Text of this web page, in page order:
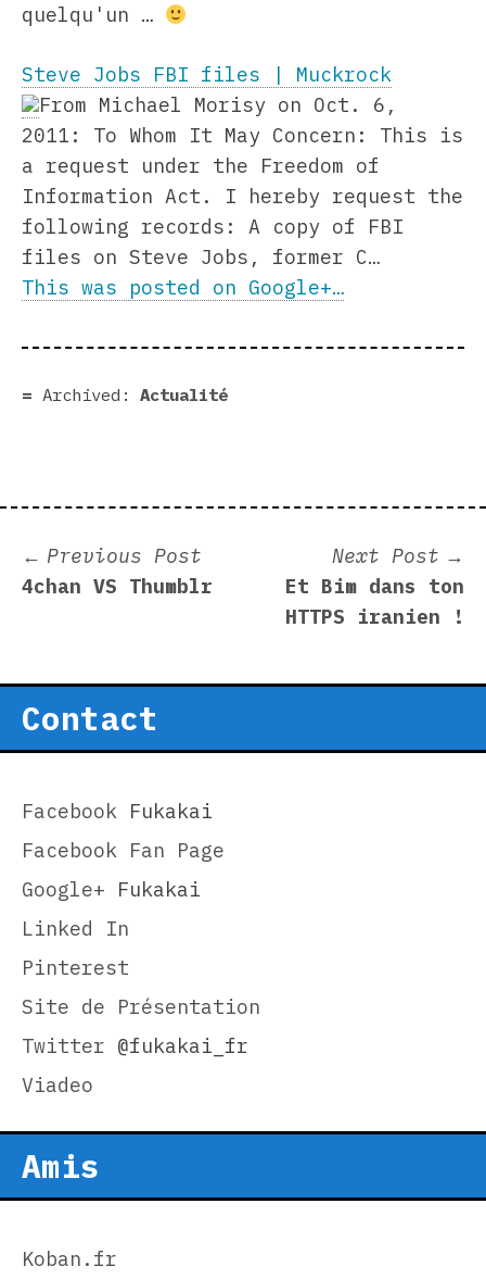
quelqu'un …
Steve Jobs FBI files | Muckrock
From Michael Morisy on Oct. 6,
2011: To Whom It May Concern: This is
a request under the Freedom of
Information Act. I hereby request the
following records: A copy of FBI
files on Steve Jobs, former C…
This was posted on Google+…
Archived: Actualité
Post
navigation
Previous Post
post:
4chan VS Thumblr
Next Post
Et Bim dans ton
HTTPS iranien !
Contact
Facebook Fukakai
Facebook Fan Page
Google+ Fukakai
Linked In
Pinterest
Site de Présentation
Twitter @fukakai_fr
Viadeo
Amis
Koban.fr